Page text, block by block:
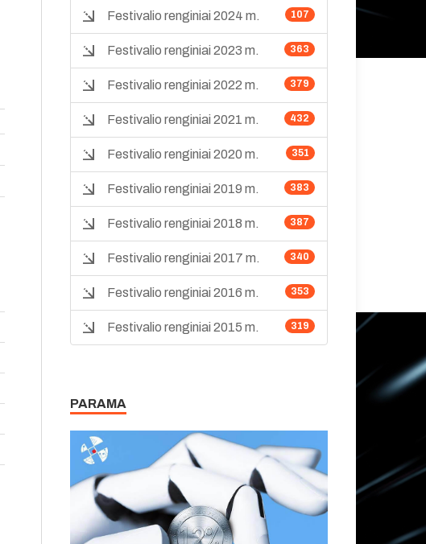
107
Festivalio renginiai 2024 m.
363
Festivalio renginiai 2023 m.
379
Festivalio renginiai 2022 m.
432
Festivalio renginiai 2021 m.
351
Festivalio renginiai 2020 m.
383
Festivalio renginiai 2019 m.
387
Festivalio renginiai 2018 m.
340
Festivalio renginiai 2017 m.
353
Festivalio renginiai 2016 m.
319
Festivalio renginiai 2015 m.
PARAMA